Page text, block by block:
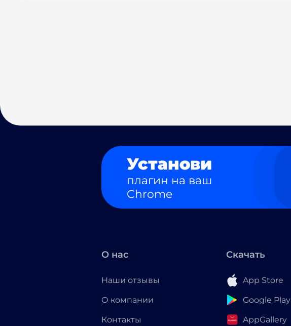
Установи
плагин на ваш
Chrome
О нас
Наши отзывы
О компании
Контакты
Скачать
App Store
Google Play
AppGallery